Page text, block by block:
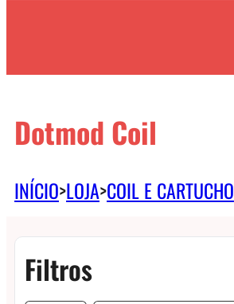
Dotmod Coil
INÍCIO>LOJA>COIL E CARTUCHO
Filtros